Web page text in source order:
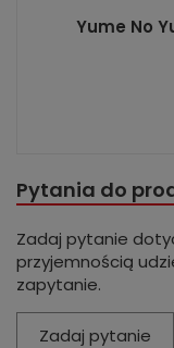
Yume No
Pytania do
Zadaj pytanie
przyjemnością
zapytanie.
Zadaj pytanie